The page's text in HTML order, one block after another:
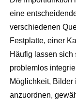
eine
verschiedenen
Festplatte, einer
Häufig lassen
problemlos
Möglichkeit,
anzuordnen,